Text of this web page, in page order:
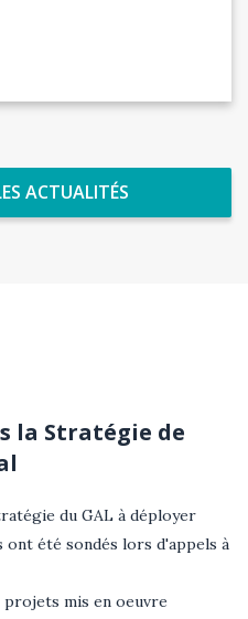
ACTUALITÉS
la Stratégie de
du GAL à déployer
ont été sondés lors d'appels à
mis en oeuvre